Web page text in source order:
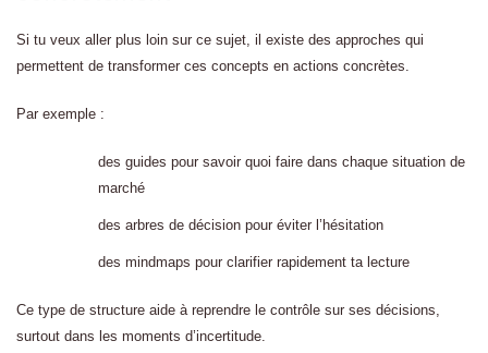
Si tu veux aller plus loin sur ce sujet, il existe des approches qui
permettent de transformer ces concepts en actions concrètes.
Par exemple :
des guides pour savoir quoi faire dans chaque situation de
marché
des arbres de décision pour éviter l’hésitation
des mindmaps pour clarifier rapidement ta lecture
Ce type de structure aide à reprendre le contrôle sur ses décisions,
surtout dans les moments d’incertitude.